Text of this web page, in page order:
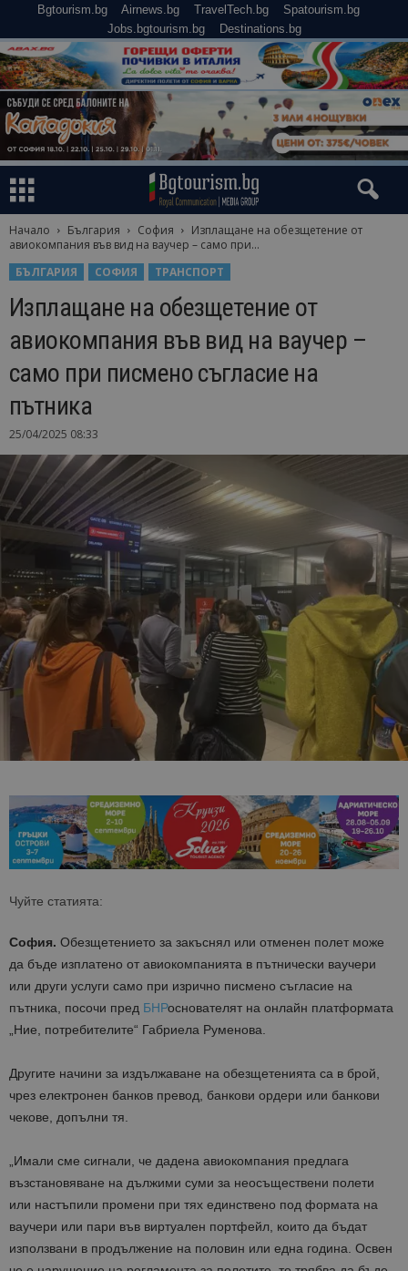
Bgtourism.bg Airnews.bg TravelTech.bg
Spatourism.bg
Jobs.bgtourism.bg
Destinations.bg
Начало България София
Изплащане на обезщетение от
авиокомпания във вид на ваучер – само при...
БЪЛГАРИЯ
СОФИЯ ТРАНСПОРТ
Изплащане на обезщетение от
авиокомпания във вид на ваучер –
само при писмено съгласие на
пътника
25/04/2025 08:33
Чуйте статията:
София. Обезщетението за закъснял или отменен полет може
да бъде изплатено от авиокомпанията в пътнически ваучери
или други услуги само при изрично писмено съгласие на
пътника, посочи пред БНРоснователят на онлайн платформата
„Ние, потребителите“ Габриела Руменова.
Другите начини за издължаване на обезщетенията са в брой,
чрез електронен банков превод, банкови ордери или банкови
чекове, допълни тя.
„Имали сме сигнали, че дадена авиокомпания предлага
възстановяване на дължими суми за неосъществени полети
или настъпили промени при тях единствено под формата на
ваучери или пари във виртуален портфейл, които да бъдат
използвани в продължение на половин или една година. Освен